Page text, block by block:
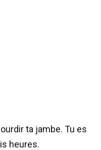
ta jambe. Tu es
heures.